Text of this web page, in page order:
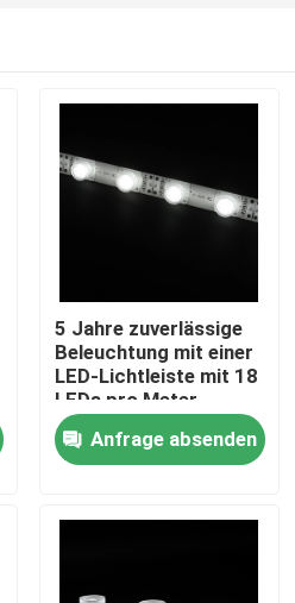
5 Jahre zuverlässige
Beleuchtung mit einer
LED-Lichtleiste mit 18
LEDs pro Meter,
erhältlich in 24V- und
12V-Optionen
Anfrage absenden